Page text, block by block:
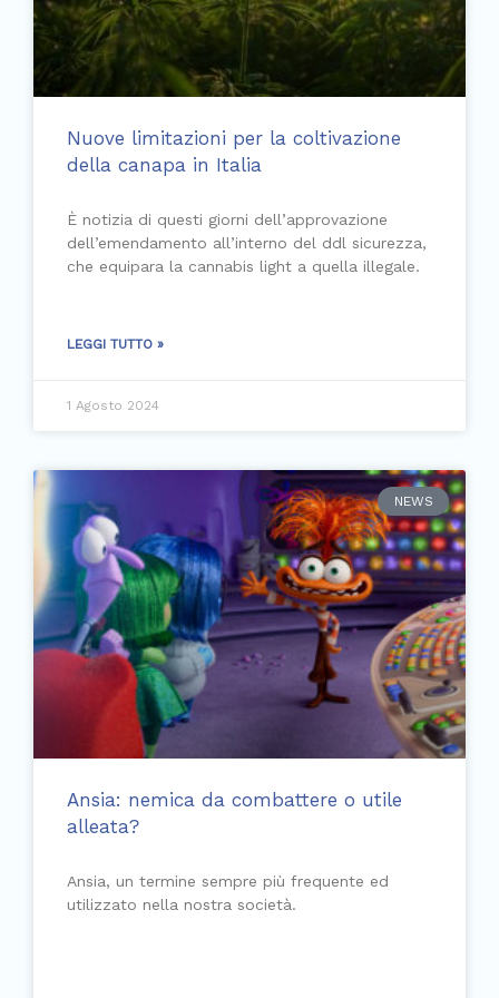
Nuove limitazioni per la coltivazione
della canapa in Italia
È notizia di questi giorni dell’approvazione
dell’emendamento all’interno del ddl sicurezza,
che equipara la cannabis light a quella illegale.
LEGGI TUTTO »
1 Agosto 2024
NEWS
Ansia: nemica da combattere o utile
alleata?
Ansia, un termine sempre più frequente ed
utilizzato nella nostra società.